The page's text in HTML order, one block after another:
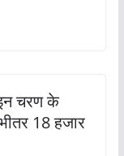
चरण के
18 हजार